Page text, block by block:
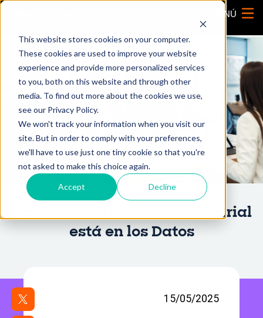
This website stores cookies on your computer.
These cookies are used to improve your website
experience and provide more personalized services
to you, both on this website and through other
media. To find out more about the cookies we use,
see our Privacy Policy.
We won't track your information when you visit our
site. But in order to comply with your preferences,
we'll have to use just one tiny cookie so that you're
not asked to make this choice again.
Accept Decline
La Clave del Futuro Empresarial
está en los Datos
15/05/2025
MENÚ